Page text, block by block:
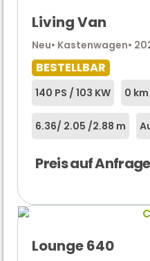
Living Van
Neu• Kastenwagen•
BESTELLBAR
140 PS / 103 KW 0 km
6.36/ 2.05 /2.88 m
Preis auf Anfrage
Lounge 640